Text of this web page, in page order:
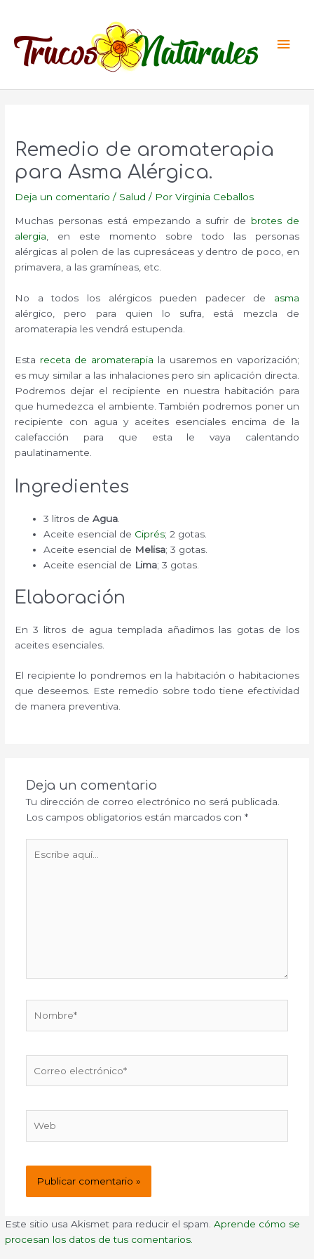
contenido
Remedio de aromaterapia
para Asma Alérgica.
Deja un comentario / Salud / PorVirginia Ceballos
Muchas personas está empezando a sufrir de brotes de
alergia, en este momento sobre todo las personas
alérgicas al polen de las cupresáceas y dentro de poco, en
primavera, a las gramíneas, etc.
No a todos los alérgicos pueden padecer de asma
alérgico, pero para quien lo sufra, está mezcla de
aromaterapia les vendrá estupenda.
Esta receta de aromaterapia la usaremos en vaporización;
es muy similar a las inhalaciones pero sin aplicación directa.
Podremos dejar el recipiente en nuestra habitación para
que humedezca el ambiente. También podremos poner un
recipiente con agua y aceites esenciales encima de la
calefacción para que esta le vaya calentando
paulatinamente.
Ingredientes
3 litros deAgua
Aceite esencial de Ciprés; 2 gotas.
Aceite esencial de Melisa; 3 gotas.
Aceite esencial de Lima; 3 gotas.
Elaboración
En 3 litros de agua templada añadimos las gotas de los
aceites esenciales.
El recipiente lo pondremos en la habitación o habitaciones
que deseemos. Este remedio sobre todo tiene efectividad
de manera preventiva.
Deja un comentario
Tu dirección de correo electrónico no será publicada.
Los campos obligatorios están marcados con *
aquí...
electrónico*
Este sitio usa Akismet para reducir el spam.Aprende cómo se
procesan los datos de tus comentarios.